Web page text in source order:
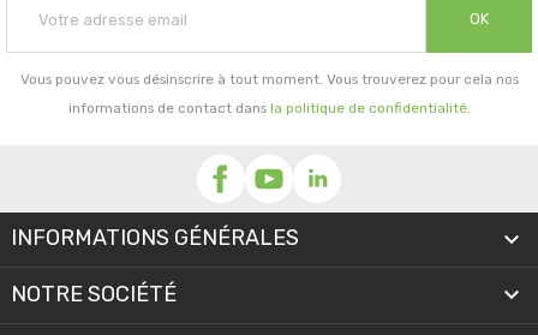
OK
Vous pouvez vous désinscrire à tout moment. Vous trouverez pour cela nos
informations de contact dans la politique de confidentialité.
INFORMATIONS GÉNÉRALES 
NOTRE SOCIÉTÉ 